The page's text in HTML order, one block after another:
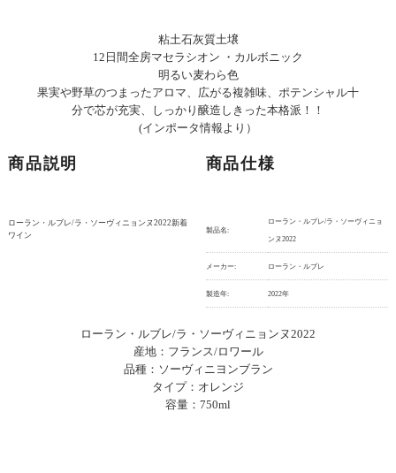
粘土石灰質土壌
12日間全房マセラシオン ・カルボニック
明るい麦わら色
果実や野草のつまったアロマ、広がる複雑味、ポテンシャル十
分で芯が充実、しっかり醸造しきった本格派！！
(インポータ情報より）
商品説明
ローラン・ルブレ/ラ・ソーヴィニョンヌ2022新着
ワイン
商品仕様
製品名:
ローラン・ルブレ/ラ・ソーヴィニョ
ンヌ2022
メーカー: ローラン・ルブレ
製造年: 2022年
ローラン・ルブレ/ラ・ソーヴィニョンヌ2022
産地：フランス/ロワール
品種：ソーヴィニヨンブラン
タイプ：オレンジ
容量：750ml